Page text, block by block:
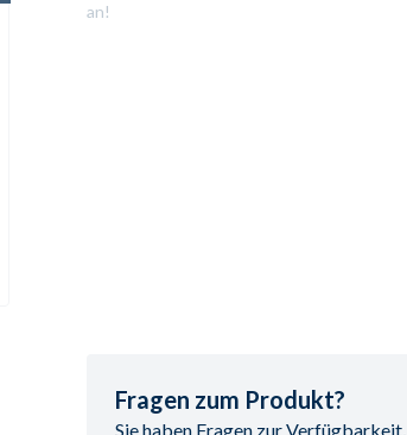
an!
Fragen zum Produkt?
Sie haben Fragen zur Verfügbarkeit,